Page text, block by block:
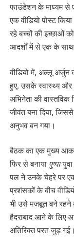
फाउंडेशन के माध्यम से
एक वीडियो पोस्ट
रहे बच्चों की इच्छाओं
आदर्शों में से एक के
वीडियो में, अल्लू
हुए, उसके स्वास्थ्य और
अभिनेता की वास्तविक
जीवंत बना दिया,
अनुभव बन गया।
बैठक का एक मुख्य
फिर से बनाया पुष्पा
पल ने उनके चेहरे पर
प्रशंसकों के बीच
भी उसे मजबूत बने रहने
हैदराबाद आने के लिए
अतिरिक्त परत जुड़ गई।